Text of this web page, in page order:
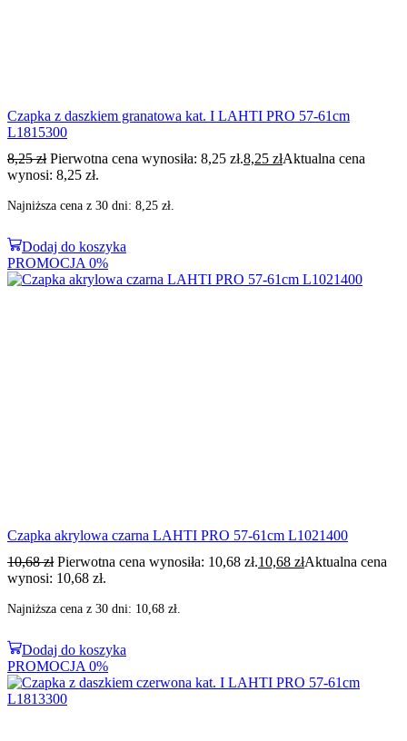
Czapka z daszkiem granatowa kat. I LAHTI PRO 57-61cm
L1815300
8,25zł Pierwotna cena wynosiła: 8,25 zł.8,25 złAktualna cena
wynosi: 8,25 zł.
Najniższa cena z 30 dni: 8,25 zł.
Dodaj do koszyka
PROMOCJA 0%
Czapka akrylowa czarna LAHTI PRO 57-61cm L1021400
10,68zł Pierwotna cena wynosiła: 10,68 zł.10,68 złAktualna cena
wynosi: 10,68 zł.
Najniższa cena z 30 dni: 10,68 zł.
Dodaj do koszyka
PROMOCJA 0%